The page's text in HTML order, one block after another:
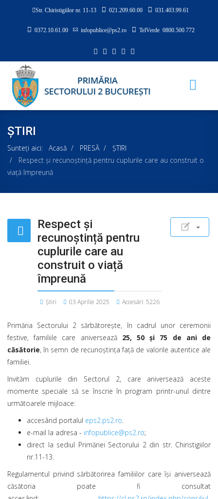
Str. Chiristigiilor nr. 11-13 021.209.60.00 031.403.99.61
0372.10.61.00 infopublice@ps2.ro TelVerde 0800.500.772
ȘTIRI
Sunteți aici: Acasă PRESĂ
ȘTIRI
Respect și recunoștință pentru cuplurile care au construit o
viață împreună
Respect și
recunoștință pentru
cuplurile care au
construit o viață
împreună
Știri 03 Aprilie 2025 Accesări: 5226
Primăria Sectorului 2 sărbătorește, în cadrul unor ceremonii
festive, familiile care aniversează 25, 50 și 75 de ani de
căsătorie, în semn de recunoștința față de valorile autentice ale
familiei.
Invităm cuplurile din Sectorul 2, care aniversează aceste
momente speciale să se înscrie în program printr-unul dintre
următoarele mijloace:
accesând portalul eps2.ps2.ro.
e-mail la adresa - infopublice@ps2.ro;
direct la sediul Primăriei Sectorului 2 din str. Chiristigiilor
nr.11-13.
Regulamentul privind sărbătorirea familiilor care își aniversează
căsătoria poate fi consultat